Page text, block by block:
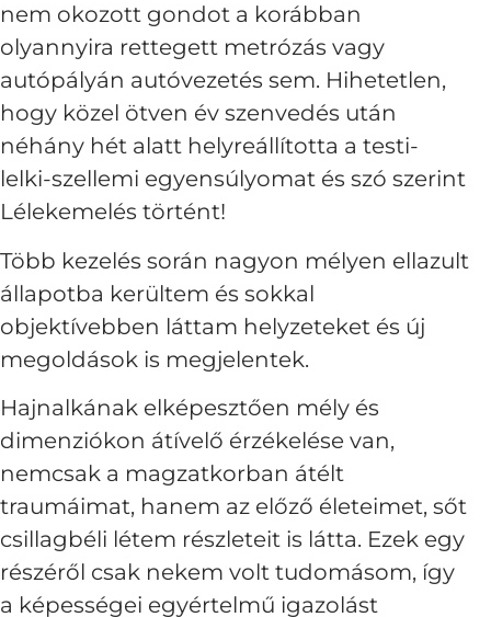
nem okozott gondot a korábban
olyannyira rettegett metrózás vagy
autópályán autóvezetés sem. Hihetetlen,
hogy közel ötven év szenvedés után
néhány hét alatt helyreállította a testi-
lelki-szellemi egyensúlyomat és szó szerint
Lélekemelés történt!
Több kezelés során nagyon mélyen ellazult
állapotba kerültem és sokkal
objektívebben láttam helyzeteket és új
megoldások is megjelentek.
Hajnalkának elképesztően mély és
dimenziókon átívelő érzékelése van,
nemcsak a magzatkorban átélt
traumáimat, hanem az előző életeimet, sőt
csillagbéli létem részleteit is látta. Ezek egy
részéről csak nekem volt tudomásom, így
a képességei egyértelmű igazolást